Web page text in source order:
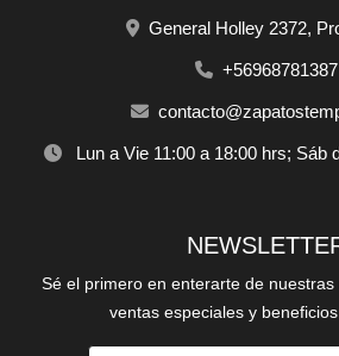
General Holley 2372,
+56968781387
Lun a Vie 11:00 a 18:00 hrs; Sáb
Sé el primero en enterarte de nuestras
ventas especiales y beneficios